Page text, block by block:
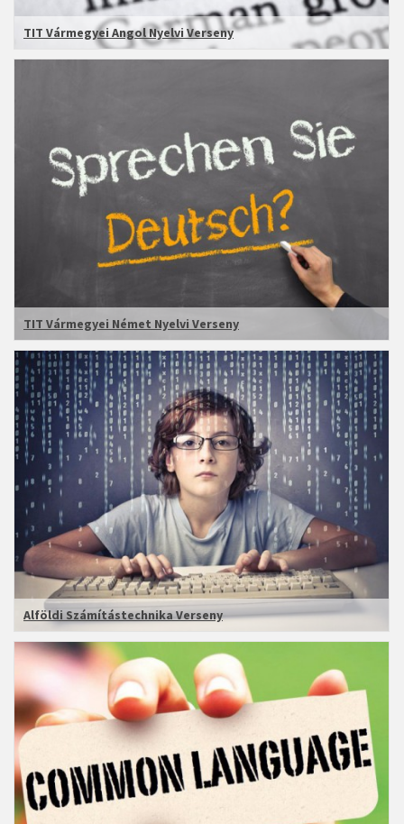
TIT Vármegyei Angol Nyelvi Verseny
TIT Vármegyei Német Nyelvi Verseny
Alföldi Számítástechnika Verseny